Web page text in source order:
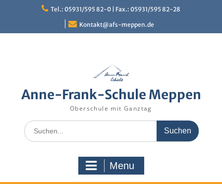
Tel.: 05931/595 82-0 | Fax.: 05931/595 82-28
Kontakt@afs-meppen.de
Anne-Frank-Schule Meppen
Oberschule mit Ganztag
Search
for:
Menu